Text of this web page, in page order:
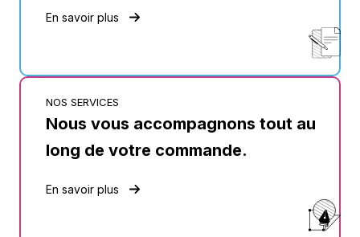
En savoir plus
NOS SERVICES
Nous vous accompagnons tout au
long de votre commande.
En savoir plus